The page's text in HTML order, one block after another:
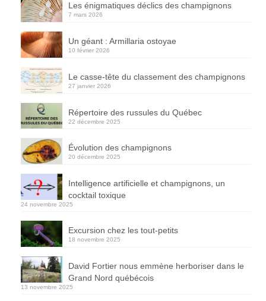
Les énigmatiques déclics des champignons
7 mars 2026
Un géant : Armillaria ostoyae
10 février 2026
Le casse-tête du classement des champignons
27 janvier 2026
Répertoire des russules du Québec
22 décembre 2025
Évolution des champignons
20 décembre 2025
Intelligence artificielle et champignons, un
cocktail toxique
24 novembre 2025
Excursion chez les tout-petits
18 novembre 2025
David Fortier nous emmène herboriser dans le
Grand Nord québécois
13 novembre 2025